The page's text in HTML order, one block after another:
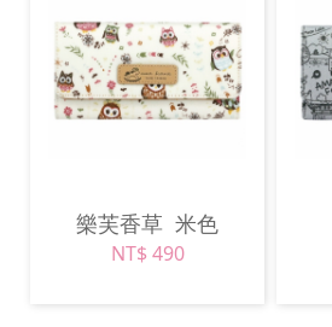
樂芙香草 米色
NT$ 490